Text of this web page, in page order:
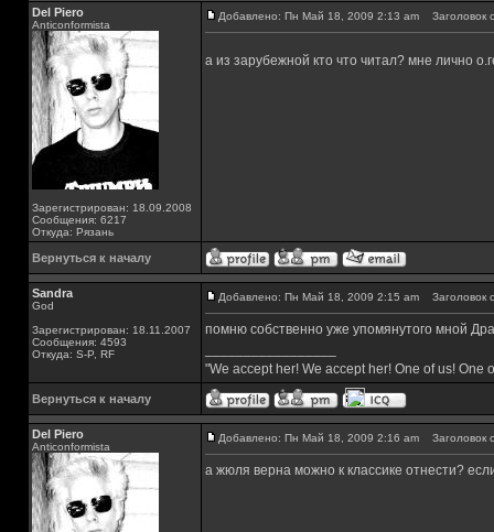
Del Piero
Аnticonformista
Зарегистрирован: 18.09.2008
Сообщения: 6217
Откуда: Рязань
Добавлено: Пн Май 18, 2009 2:13 am Заголовок
а из зарубежной кто что читал? мне лично
Вернуться к началу
Sandra
God
Зарегистрирован: 18.11.2007
Сообщения: 4593
Откуда: S-P, RF
Добавлено: Пн Май 18, 2009 2:15 am Заголовок
помню собственно уже упомянутого мной
"We accept her! We accept her! One of us!
Вернуться к началу
Del Piero
Аnticonformista
Добавлено: Пн Май 18, 2009 2:16 am Заголовок
а жюля верна можно к классике отнести?